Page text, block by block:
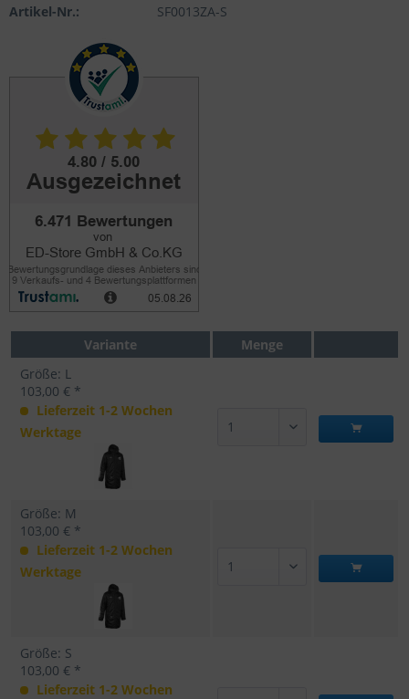
Artikel-Nr.: SF0013ZA-S
Variante
Menge
Größe: L
103,00 € *
Lieferzeit 1-2 Wochen
Werktage
Größe: M
103,00 € *
Lieferzeit 1-2 Wochen
Werktage
Größe: S
103,00 € *
Lieferzeit 1-2 Wochen